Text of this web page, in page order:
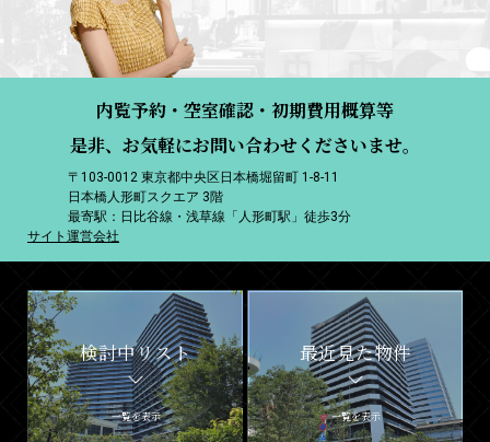
内覧予約・空室確認・初期費用概算等
是非、お気軽にお問い合わせくださいませ。
〒103-0012 東京都中央区日本橋堀留町 1-8-11
日本橋人形町スクエア 3階
最寄駅：日比谷線・浅草線「人形町駅」徒歩3分
サイト運営会社
検討中リスト
一覧を表示
最近見た物件
一覧を表示